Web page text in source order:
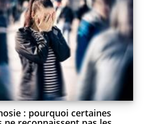
: pourquoi certaines